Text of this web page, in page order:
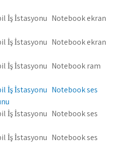
İş İstasyonu Notebook ekran
İş İstasyonu Notebook ekran
İş İstasyonu Notebook ram
İş İstasyonu Notebook ses
İş İstasyonu Notebook ses
İş İstasyonu Notebook ses